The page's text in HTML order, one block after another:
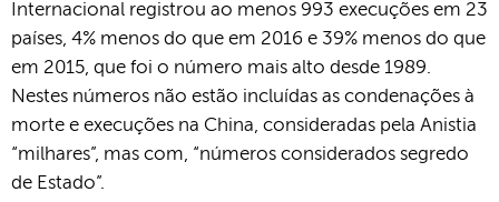
Internacional registrou ao menos 993 execuções em 23
países, 4% menos do que em 2016 e 39% menos do que
em 2015, que foi o número mais alto desde 1989.
Nestes números não estão incluídas as condenações à
morte e execuções na China, consideradas pela Anistia
“milhares”, mas com, “números considerados segredo
de Estado”.